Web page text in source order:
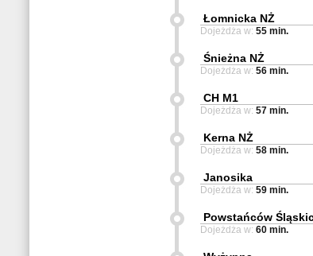
Łomnicka NŻ
Dojeżdża w: 55 min.
Śnieżna NŻ
Dojeżdża w: 56 min.
CH M1
Dojeżdża w: 57 min.
Kerna NŻ
Dojeżdża w: 58 min.
Janosika
Dojeżdża w: 59 min.
Powstańców
Dojeżdża w: 60 min.